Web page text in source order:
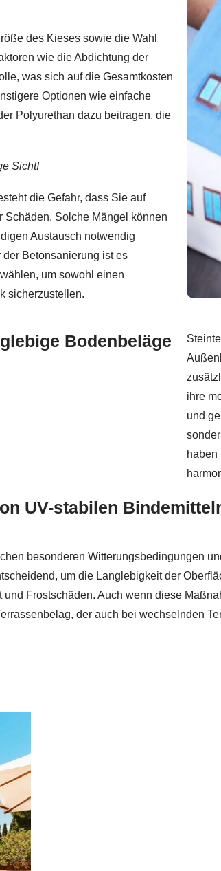
des Kieses sowie die Wahl
wie die Abdichtung der
was sich auf die Gesamtkosten
Optionen wie einfache
Polyurethan dazu beitragen, die
Sicht!
die Gefahr, dass Sie auf
Schäden. Solche Mängel können
Austausch notwendig
Betonsanierung ist es
um sowohl einen
sicherzustellen.
Bodenbeläge
ihre
und
haben
UV-stabilen
besonderen Witterungsbedingungen
um die Langlebigkeit der
Frostschäden. Auch wenn diese
der auch bei wechselnden